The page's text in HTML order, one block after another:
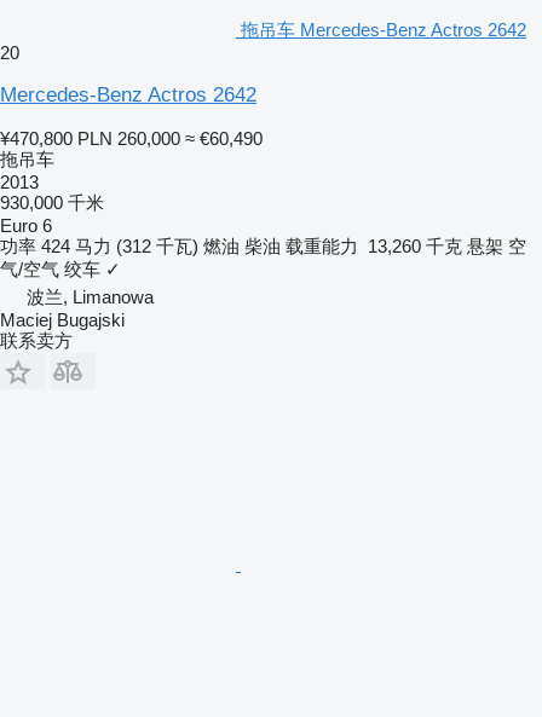
拖吊车 Mercedes-Benz Actros 2642
20
Mercedes-Benz Actros 2642
¥470,800 PLN 260,000 ≈ €60,490
拖吊车
2013
930,000 千米
Euro 6
功率 424 马力 (312 千瓦) 燃油 柴油 载重能力 13,260 千克 悬架 空
气/空气 绞车 ✓
波兰, Limanowa
Maciej Bugajski
联系卖方